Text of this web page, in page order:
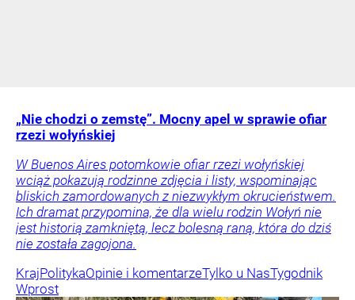
„Nie chodzi o zemstę”. Mocny apel w sprawie ofiar
rzezi wołyńskiej
W Buenos Aires potomkowie ofiar rzezi wołyńskiej
wciąż pokazują rodzinne zdjęcia i listy, wspominając
bliskich zamordowanych z niezwykłym okrucieństwem.
Ich dramat przypomina, że dla wielu rodzin Wołyń nie
jest historią zamkniętą, lecz bolesną raną, która do dziś
nie została zagojona.
KrajPolitykaOpinie i komentarzeTylko u NasTygodnik
Wprost